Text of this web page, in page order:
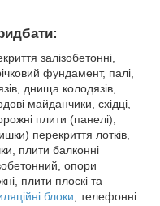
залізобетонні,
фундамент, палі,
днища колодязів,
майданчики, східці,
плити (панелі),
перекриття лотків,
плити балконні
опори
плити плоскі та
блоки, телефонні